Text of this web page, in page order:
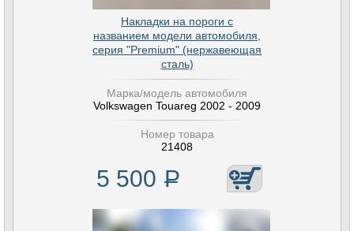
Накладки на пороги с
названием модели автомобиля,
серия "Premium" (нержавеющая
сталь)
Марка/модель автомобиля
Volkswagen Touareg 2002 - 2009
Номер товара
21408
5 500 Р